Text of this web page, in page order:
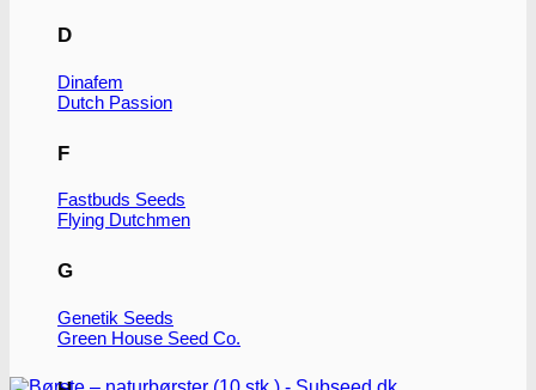
D
Dinafem
Dutch Passion
F
Fastbuds Seeds
Flying Dutchmen
G
Genetik Seeds
Green House Seed Co.
varesiden